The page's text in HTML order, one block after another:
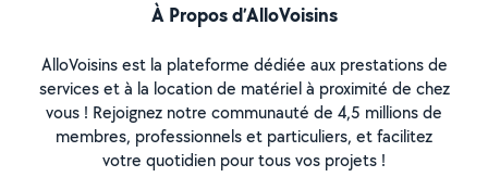
À Propos d’AlloVoisins
AlloVoisins est la plateforme dédiée aux prestations de
services et à la location de matériel à proximité de chez
vous ! Rejoignez notre communauté de 4,5 millions de
membres, professionnels et particuliers, et facilitez
votre quotidien pour tous vos projets !